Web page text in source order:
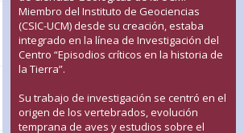
Miembro del Instituto de Geociencias
(CSIC-UCM) desde su creación, estaba
integrado en la línea de Investigación del
Centro “Episodios críticos en la historia de
la Tierra”.
Su trabajo de investigación se centró en el
origen de los vertebrados, evolución
temprana de aves y estudios sobre el